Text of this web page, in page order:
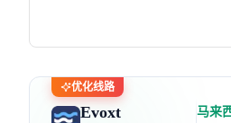
优化线路
Evoxt